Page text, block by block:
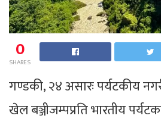
0
SHARES
गण्डकी, २४ असारः पर्यटकीय
खेल बञ्जीजम्पप्रति भारतीय